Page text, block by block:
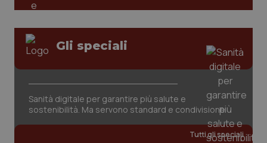
Gli speciali
Sanità digitale per garantire più salute e
sostenibilità. Ma servono standard e condivisione
Tutti gli speciali
CookieScriptConsent
CookieScript
www.quotidianosanita.it